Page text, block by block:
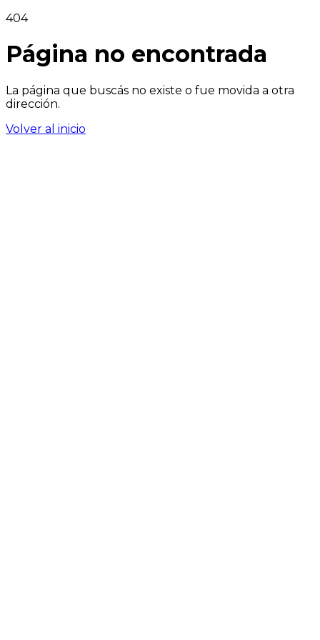
404
Página no encontrada
La página que buscás no existe o fue movida a otra
dirección.
Volver al inicio